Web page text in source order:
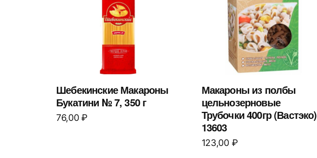
Шебекинские Макароны
Букатини № 7, 350 г
76,00₽
Макароны из полбы
цельнозерновые
Трубочки 400гр (Вастэко)
13603
123,00 ₽